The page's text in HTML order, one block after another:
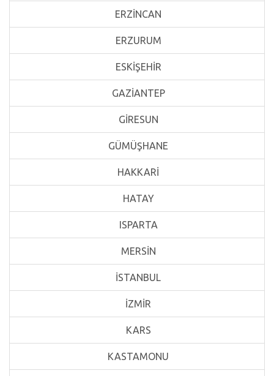
ERZİNCAN
ERZURUM
ESKİŞEHİR
GAZİANTEP
GİRESUN
GÜMÜŞHANE
HAKKARİ
HATAY
ISPARTA
MERSİN
İSTANBUL
İZMİR
KARS
KASTAMONU